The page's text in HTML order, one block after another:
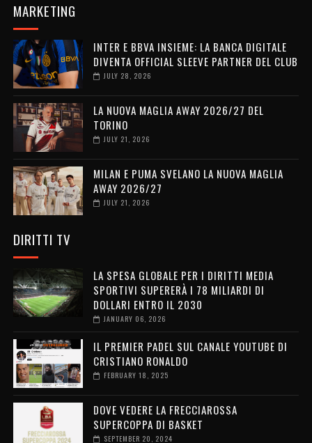
MARKETING
INTER E BBVA INSIEME: LA BANCA DIGITALE
DIVENTA OFFICIAL SLEEVE PARTNER DEL CLUB
JULY 28, 2026
LA NUOVA MAGLIA AWAY 2026/27 DEL
TORINO
JULY 21, 2026
MILAN E PUMA SVELANO LA NUOVA MAGLIA
AWAY 2026/27
JULY 21, 2026
DIRITTI TV
LA SPESA GLOBALE PER I DIRITTI MEDIA
SPORTIVI SUPERERÀ I 78 MILIARDI DI
DOLLARI ENTRO IL 2030
JANUARY 06, 2026
IL PREMIER PADEL SUL CANALE YOUTUBE DI
CRISTIANO RONALDO
FEBRUARY 18, 2025
DOVE VEDERE LA FRECCIAROSSA
SUPERCOPPA DI BASKET
SEPTEMBER 20, 2024